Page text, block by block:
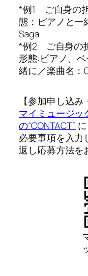
*例1 ご自身の
態：ピアノと一
Saga
*例2 ご自身の
形態:ピアノ、
緒に／楽曲名：
【参加申し込み
マイミュージッ
の“CONTACT”
必要事項を入力
返し応募方法を